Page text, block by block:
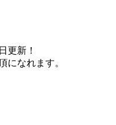
更新！
になれます。